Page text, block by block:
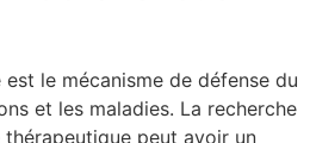
le mécanisme de défense du
et les maladies. La recherche
thérapeutique peut avoir un